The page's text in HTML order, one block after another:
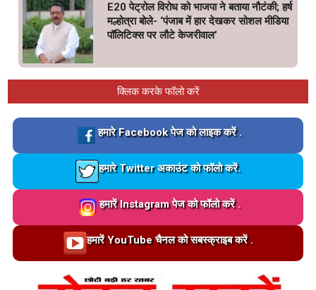
E20 पेट्रोल विरोध को भाजपा ने बताया नौटंकी; हर्ष
मल्होत्रा बोले- ‘पंजाब में हार देखकर सोशल मीडिया
पॉलिटिक्स पर लौटे केजरीवाल’
क्लिक करके फॉलो करें
Loading…
हमारे Facebook पेज को लाइक करें .
Loading…
हमारे Twitter अकाउंट को फॉलो करें.
Loading…
हमारें Instagram पेज को फॉलो करें .
Loading…हमारें YouTube चैनल को सबस्क्राइब करें .